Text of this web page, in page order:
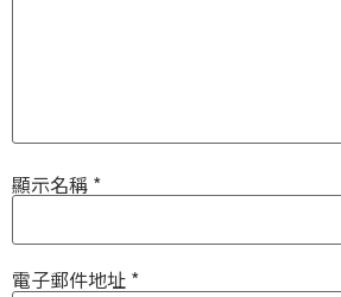
顯示名稱 *
電子郵件地址 *